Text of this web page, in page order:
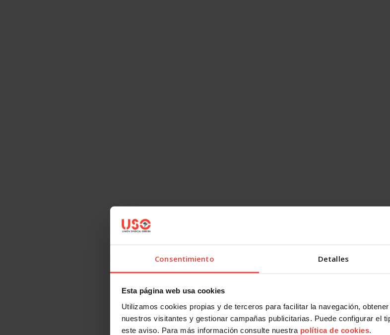
Consentimiento Detalles
Esta página web usa cookies
Utilizamos cookies propias y de terceros para facilitar la navegación,
nuestros visitantes y gestionar campañas publicitarias. Puede configurar el
este aviso. Para más información consulte nuestra política de cookies.